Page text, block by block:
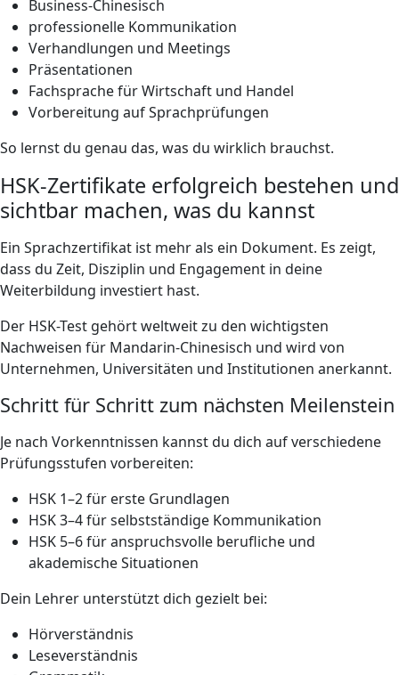
Business-Chinesisch
professionelle Kommunikation
Verhandlungen und Meetings
Präsentationen
Fachsprache für Wirtschaft und Handel
Vorbereitung auf Sprachprüfungen
So lernst du genau das, was du wirklich brauchst.
HSK-Zertifikate erfolgreich bestehen und
sichtbar machen, was du kannst
Ein Sprachzertifikat ist mehr als ein Dokument. Es zeigt,
dass du Zeit, Disziplin und Engagement in deine
Weiterbildung investiert hast.
Der HSK-Test gehört weltweit zu den wichtigsten
Nachweisen für Mandarin-Chinesisch und wird von
Unternehmen, Universitäten und Institutionen anerkannt.
Schritt für Schritt zum nächsten Meilenstein
Je nach Vorkenntnissen kannst du dich auf verschiedene
Prüfungsstufen vorbereiten:
HSK 1–2 für erste Grundlagen
HSK 3–4 für selbstständige Kommunikation
HSK 5–6 für anspruchsvolle berufliche und
akademische Situationen
Dein Lehrer unterstützt dich gezielt bei:
Hörverständnis
Leseverständnis